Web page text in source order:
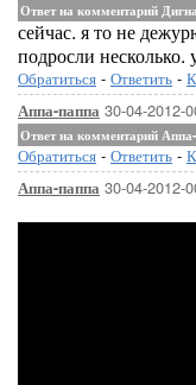
Ответ на комментарий Дигна
сейчас. я то не
подросли
Обратиться - Ответить -
Аппа-паппа 30-04-2012-
Ответ на комментарий
Обратиться - Ответить -
Аппа-паппа 30-04-2012-